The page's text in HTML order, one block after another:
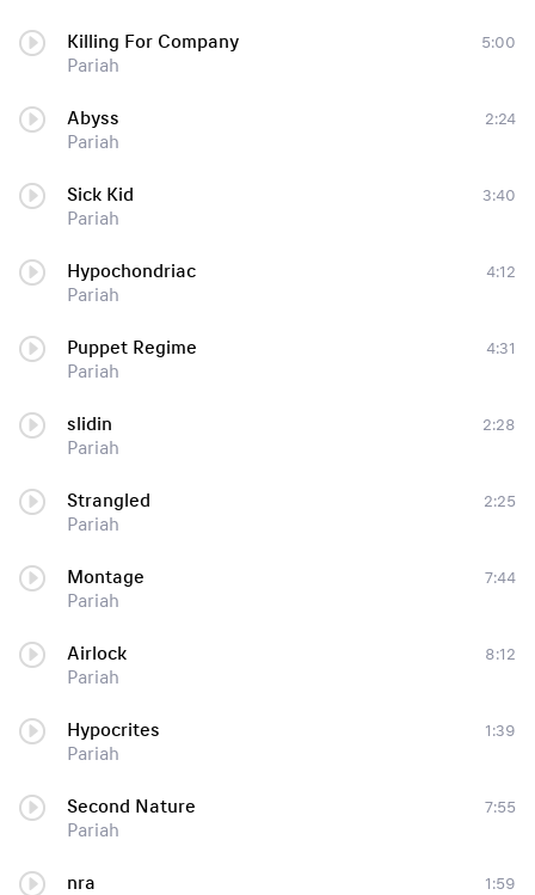
Killing For Company
Pariah
5:00
Abyss
Pariah
2:24
Sick Kid
Pariah
3:40
Hypochondriac
Pariah
4:12
Puppet Regime
Pariah
4:31
slidin
Pariah
2:28
Strangled
Pariah
2:25
Montage
Pariah
7:44
Airlock
Pariah
8:12
Hypocrites
Pariah
1:39
Second Nature
Pariah
7:55
nra
1:59